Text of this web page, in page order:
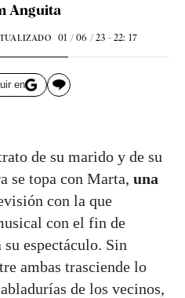
Anguita
01 / 06 / 23 - 22: 17
en
de su marido y de su
se topa con Marta, una
con la que
con el fin de
espectáculo. Sin
ambas trasciende lo
de los vecinos,